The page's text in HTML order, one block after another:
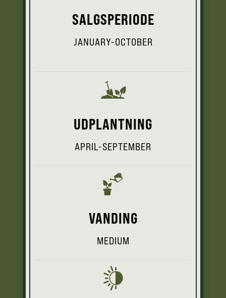
SALGSPERIODE
JANUARY-OCTOBER
UDPLANTNING
APRIL-SEPTEMBER
VANDING
MEDIUM